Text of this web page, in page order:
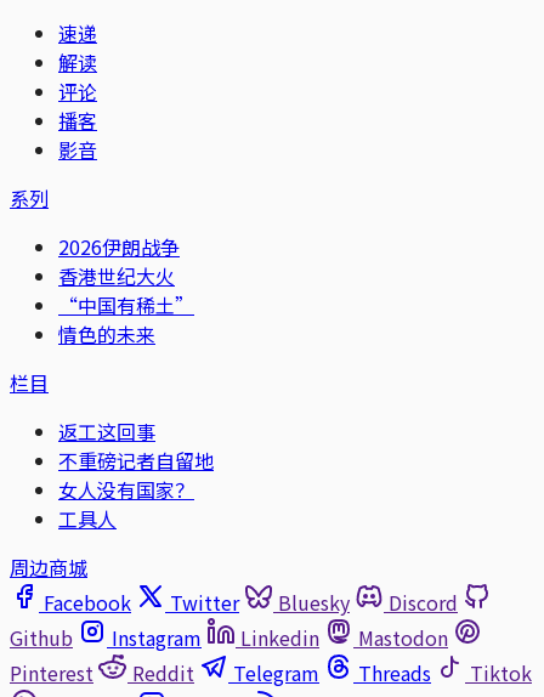
速递
解读
评论
播客
影音
系列
2026伊朗战争
香港世纪大火
“中国有稀土”
情色的未来
栏目
返工这回事
不重磅记者自留地
女人没有国家？
工具人
周边商城
Facebook
Twitter Bluesky
Discord
Github
Instagram Linkedin
Mastodon
Pinterest
Reddit Telegram Threads
Tiktok